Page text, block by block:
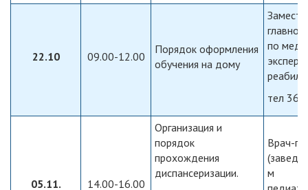
22.10 09.00-12.00
Порядок оформления
обучения на дому
по
тел
05.11. 14.00-16.00
Организация и
порядок
прохождения
диспансеризации.
Врач-
м